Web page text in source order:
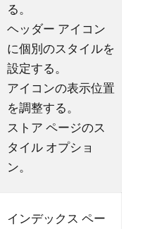
る⁠。
ヘ⁠ッダ⁠ー アイコン
に個別のスタイルを
設定する⁠。
アイコンの表示位置
を調整する⁠。
ストア ペ⁠ージのス
タイル オプシ⁠ョ
ン⁠。
インデ⁠ックス ペ⁠ー